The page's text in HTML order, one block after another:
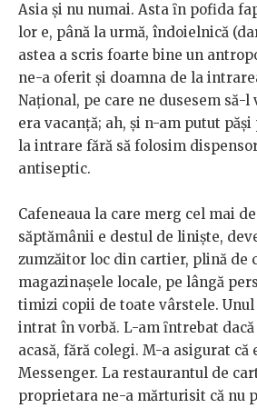
Asia şi nu numai. Asta ȋn pofida
lor e, până la urmă, îndoielnică
astea a scris foarte bine un
ne-a oferit şi doamna de la
Național, pe care ne dusesem să-l
era vacanță; ah, şi n-am putut păşi
la intrare fără să folosim
antiseptic.
Cafeneaua la care merg cel mai
săptămânii e destul de linişte,
zumzăitor loc din cartier, plină de
magazinaşele locale, pe lângă
timizi copii de toate vârstele. Unul
intrat în vorbă. L-am ȋntrebat
acasă, fără colegi. M-a asigurat că
Messenger. La restaurantul de
proprietara ne-a mărturisit că nu